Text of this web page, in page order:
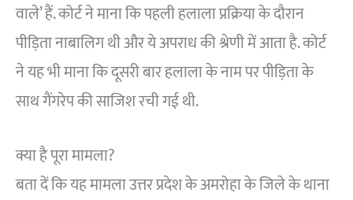
वाले’ हैं. कोर्ट ने माना कि पहली हलाला प्रक्रिया के दौरान
पीड़िता नाबालिग थी और ये अपराध की श्रेणी में आता है. कोर्ट
ने यह भी माना कि दूसरी बार हलाला के नाम पर पीड़िता के
साथ गैंगरेप की साजिश रची गई थी.
क्या है पूरा मामला?
बता दें कि यह मामला उत्तर प्रदेश के अमरोहा के जिले के थाना